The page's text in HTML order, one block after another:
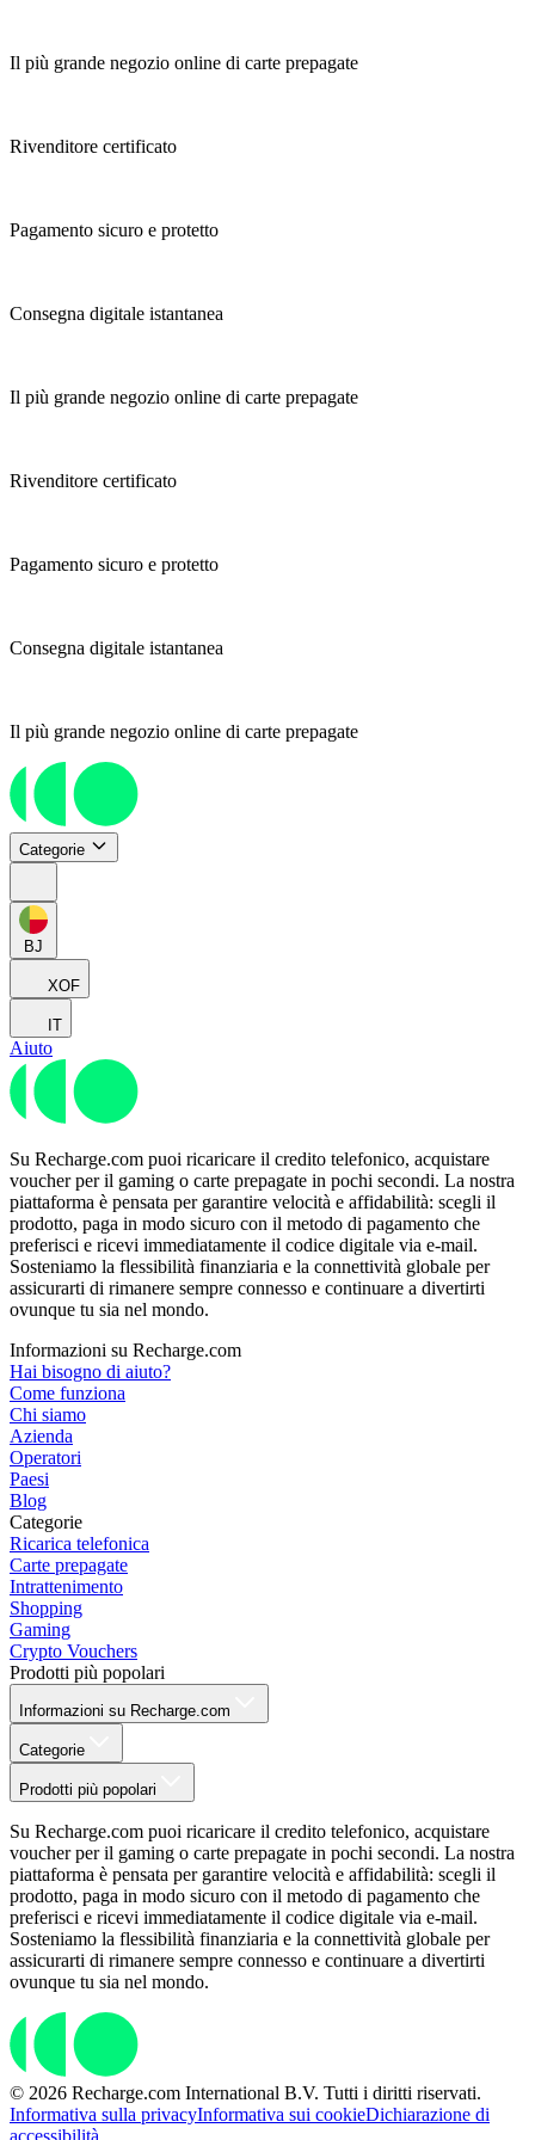
Il più grande negozio online di carte prepagate
Rivenditore certificato
Pagamento sicuro e protetto
Consegna digitale istantanea
Il più grande negozio online di carte prepagate
Rivenditore certificato
Pagamento sicuro e protetto
Consegna digitale istantanea
Il più grande negozio online di carte prepagate
Categorie
BJ
XOF
IT
Aiuto
Su Recharge.com puoi ricaricare il credito telefonico, acquistare
voucher per il gaming o carte prepagate in pochi secondi. La nostra
piattaforma è pensata per garantire velocità e affidabilità: scegli il
prodotto, paga in modo sicuro con il metodo di pagamento che
preferisci e ricevi immediatamente il codice digitale via e-mail.
Sosteniamo la flessibilità finanziaria e la connettività globale per
assicurarti di rimanere sempre connesso e continuare a divertirti
ovunque tu sia nel mondo.
Informazioni su Recharge.com
Hai bisogno di aiuto?
Come funziona
Chi siamo
Azienda
Operatori
Paesi
Blog
Categorie
Ricarica telefonica
Carte prepagate
Intrattenimento
Shopping
Gaming
Crypto Vouchers
Prodotti più popolari
Informazioni su Recharge.com
Categorie
Prodotti più popolari
Su Recharge.com puoi ricaricare il credito telefonico, acquistare
voucher per il gaming o carte prepagate in pochi secondi. La nostra
piattaforma è pensata per garantire velocità e affidabilità: scegli il
prodotto, paga in modo sicuro con il metodo di pagamento che
preferisci e ricevi immediatamente il codice digitale via e-mail.
Sosteniamo la flessibilità finanziaria e la connettività globale per
assicurarti di rimanere sempre connesso e continuare a divertirti
ovunque tu sia nel mondo.
© 2026 Recharge.com International B.V. Tutti i diritti riservati.
Informativa sulla privacyInformativa sui cookieDichiarazione di